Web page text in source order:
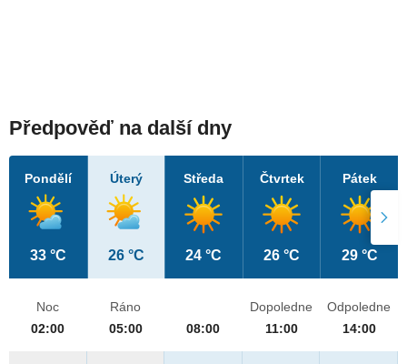
Předpověď na další dny
Pondělí
33 °C
Úterý
26 °C
Středa
24 °C
Čtvrtek
26 °C
Pátek
29 °C
Noc
02:00
Ráno
05:00
08:00
Dopoledne
11:00
Odpoledne
14:00